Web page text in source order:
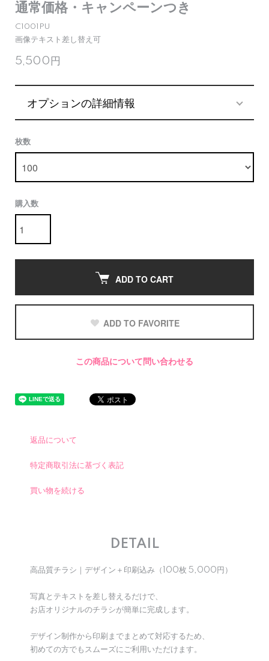
通常価格・キャンペーンつき
C1001PU
画像テキスト差し替え可
5,500円
オプションの詳細情報
枚数
購入数
ADD TO CART
ADD TO FAVORITE
この商品について問い合わせる
返品について
特定商取引法に基づく表記
買い物を続ける
DETAIL
高品質チラシ｜デザイン＋印刷込み（100枚 5,000円）
写真とテキストを差し替えるだけで、
お店オリジナルのチラシが簡単に完成します。
デザイン制作から印刷までまとめて対応するため、
初めての方でもスムーズにご利用いただけます。